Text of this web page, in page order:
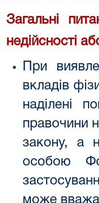
Загальні
недійсності
При
вкладів
наділені
правочини
закону, а
особою
може